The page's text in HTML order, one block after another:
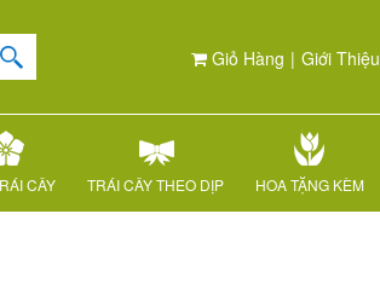
Giỏ Hàng | Giới Thiệu
CÂY TRÁI CÂY THEO DỊP HOA TẶNG KÈM